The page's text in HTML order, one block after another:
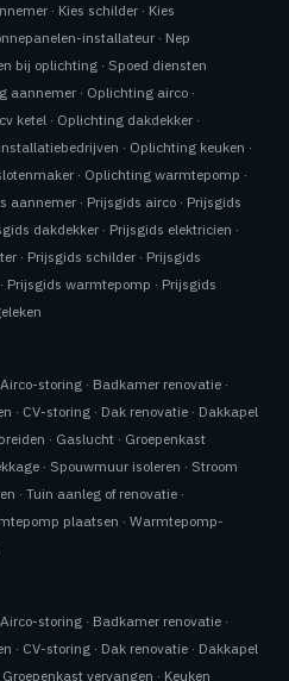
· Kies schilder · Kies
installateur · Nep
bij oplichting · Spoed diensten
aannemer · Oplichting airco ·
ketel · Oplichting dakdekker ·
· Oplichting keuken ·
· Oplichting warmtepomp ·
aannemer · Prijsgids airco · Prijsgids
dakdekker · Prijsgids elektricien ·
· Prijsgids schilder · Prijsgids
· Prijsgids warmtepomp · Prijsgids
Airco-storing · Badkamer renovatie ·
· CV-storing · Dak renovatie · Dakkapel
· Gaslucht · Groepenkast
· Spouwmuur isoleren · Stroom
·Tuin aanleg of renovatie ·
plaatsen ·Warmtepomp-
Airco-storing · Badkamer renovatie ·
· CV-storing · Dak renovatie · Dakkapel
Groepenkast vervangen · Keuken